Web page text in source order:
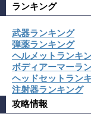
ランキング
武器ランキング
弾薬ランキング
ヘルメットランキ
ボディアーマーラ
ヘッドセットラン
注射器ランキング
攻略情報